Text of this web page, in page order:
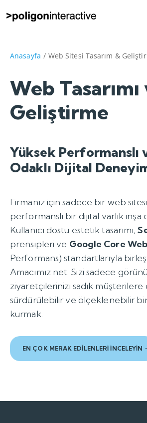
Hakkımızda
Başarı Hikayeleri
Dijital
Kariyer
Tanışalım
Anasayfa / Web Sitesi Tasarım &
Web Tasarımı
Geliştirme
Yüksek Performanslı
Odaklı Dijital
Firmanız için sadece bir web
performanslı bir dijital varlık inşa
Kullanıcı dostu estetik tasarımı,
prensipleri ve Google Core
Performans) standartlarıyla
Amacımız net: Sizi sadece
ziyaretçilerinizi sadık
sürdürülebilir ve ölçeklenebilir
kurmak.
EN ÇOK MERAK EDİLENLERİ İNCELEYİN